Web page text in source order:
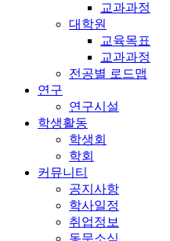
교과과정
대학원
교육목표
교과과정
전공별 로드맵
연구
연구시설
학생활동
학생회
학회
커뮤니티
공지사항
학사일정
취업정보
동문소식